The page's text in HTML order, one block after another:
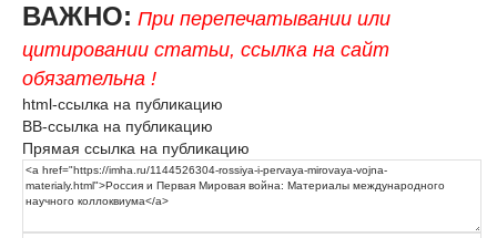
ВАЖНО: При перепечатывании или
цитировании статьи, ссылка на сайт
обязательна !
html-ссылка на публикацию
BB-ссылка на публикацию
Прямая ссылка на публикацию